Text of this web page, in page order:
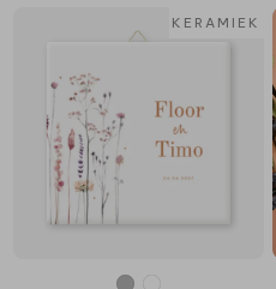
KERAMIEK